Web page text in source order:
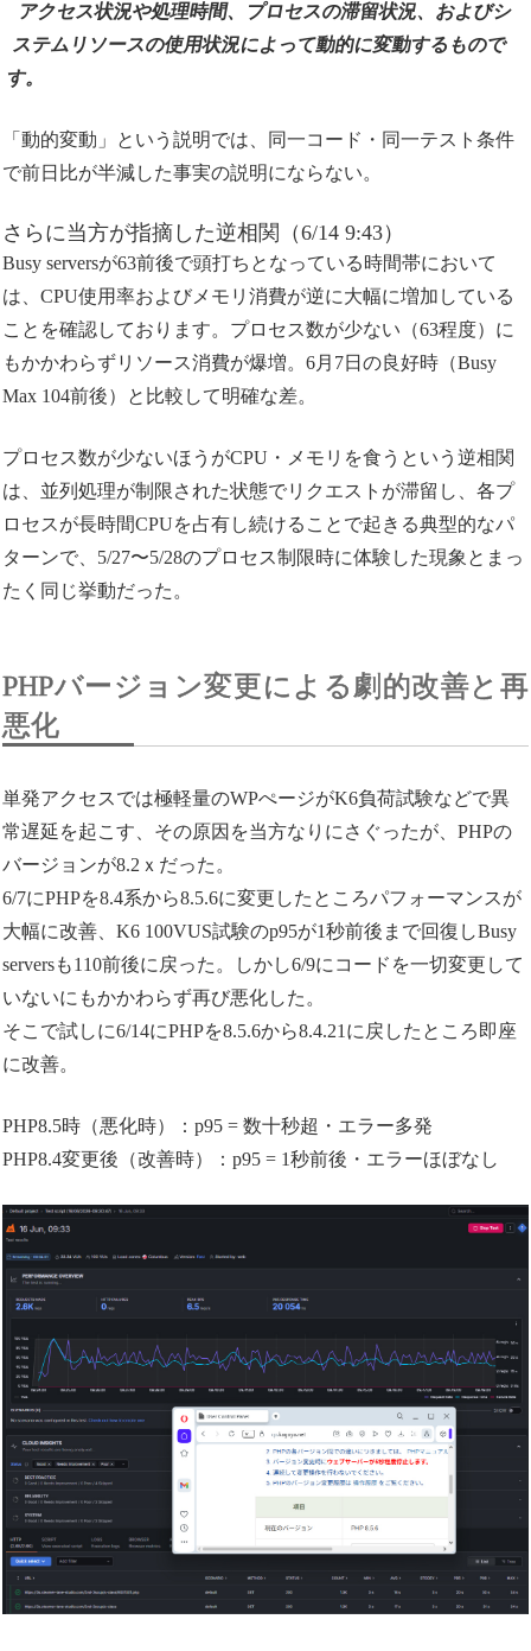
アクセス状況や処理時間、プロセスの滞留状況、およびシ
ステムリソースの使用状況によって動的に変動するもので
す。
「動的変動」という説明では、同一コード・同一テスト条件
で前日比が半減した事実の説明にならない。
さらに当方が指摘した逆相関（6/14 9:43）
Busy serversが63前後で頭打ちとなっている時間帯において
は、CPU使用率およびメモリ消費が逆に大幅に増加している
ことを確認しております。プロセス数が少ない（63程度）に
もかかわらずリソース消費が爆増。6月7日の良好時（Busy
Max 104前後）と比較して明確な差。
プロセス数が少ないほうがCPU・メモリを食うという逆相関
は、並列処理が制限された状態でリクエストが滞留し、各プ
ロセスが長時間CPUを占有し続けることで起きる典型的なパ
ターンで、5/27〜5/28のプロセス制限時に体験した現象とまっ
たく同じ挙動だった。
PHPバージョン変更による劇的改善と再
悪化
単発アクセスでは極軽量のWPぺージがK6負荷試験などで異
常遅延を起こす、その原因を当方なりにさぐったが、PHPの
バージョンが8.2ｘだった。
6/7にPHPを8.4系から8.5.6に変更したところパフォーマンスが
大幅に改善、K6 100VUS試験のp95が1秒前後まで回復しBusy
serversも110前後に戻った。しかし6/9にコードを一切変更して
いないにもかかわらず再び悪化した。
そこで試しに6/14にPHPを8.5.6から8.4.21に戻したところ即座
に改善。
PHP8.5時（悪化時）：p95 = 数十秒超・エラー多発
PHP8.4変更後（改善時）：p95 = 1秒前後・エラーほぼなし